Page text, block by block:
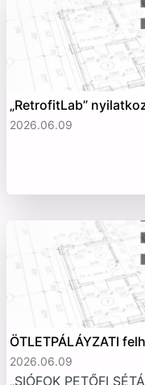
„RetrofitLab”
2026.06.09
ÖTLETPÁLÁYZATI
2026.06.09
„SIÓFOK PETŐFI